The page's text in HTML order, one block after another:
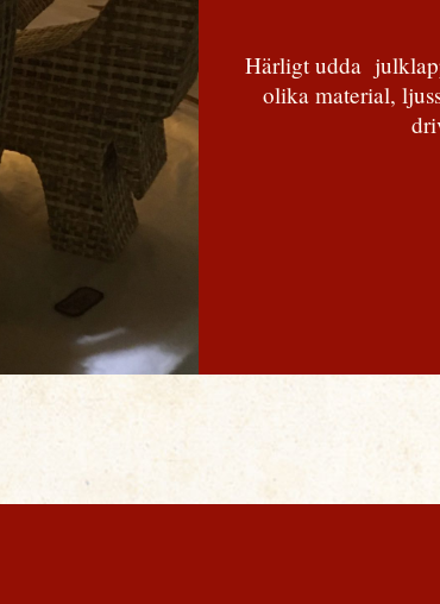
Härligt udda
olika material,